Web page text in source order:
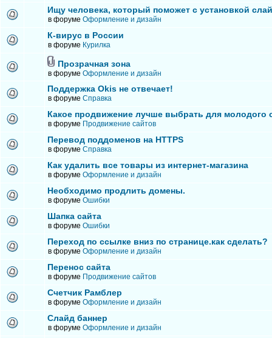
Ищу человека, который поможет с установкой
в форуме Оформление и дизайн
К-вирус в России
в форуме Курилка
Прозрачная зона
в форуме Оформление и дизайн
Поддержка Okis не отвечает!
в форуме Справка
Какое продвижение лучше выбрать для молодого
в форуме Продвижение сайтов
Перевод поддоменов на HTTPS
в форуме Справка
Как удалить все товары из интернет-магазина
в форуме Оформление и дизайн
Необходимо продлить домены.
в форуме Ошибки
Шапка сайта
в форуме Ошибки
Переход по ссылке вниз по странице.как сделать?
в форуме Оформление и дизайн
Перенос сайта
в форуме Продвижение сайтов
Счетчик Рамблер
в форуме Оформление и дизайн
Слайд баннер
в форуме Оформление и дизайн